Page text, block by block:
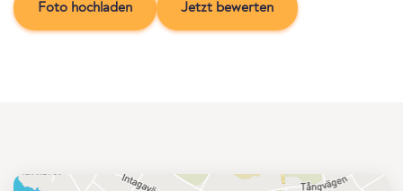
Foto hochladen Jetzt bewerten